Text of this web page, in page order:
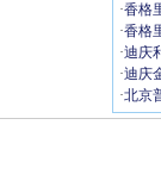
·香格
·香格
·迪庆
·迪庆
·北京